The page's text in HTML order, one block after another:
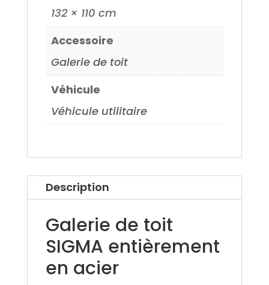
132 × 110 cm
Accessoire
Galerie de toit
Véhicule
Véhicule utilitaire
Description
Galerie de toit
SIGMA entièrement
en acier